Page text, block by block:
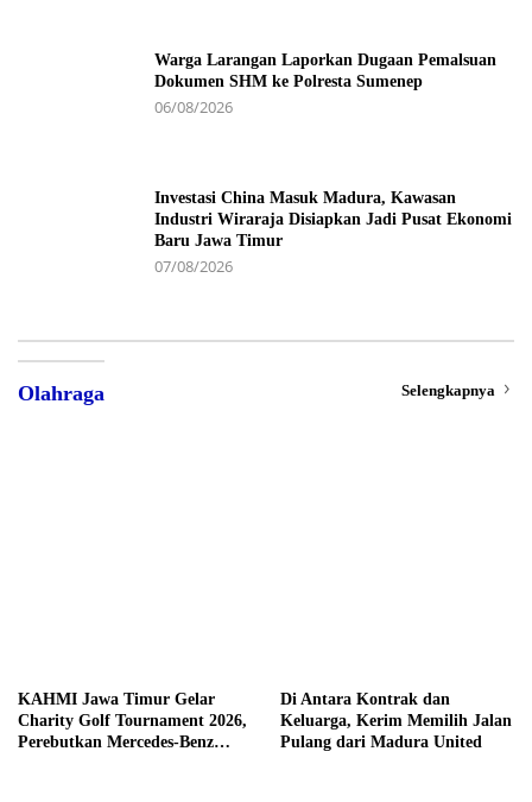
Warga Larangan Laporkan Dugaan Pemalsuan
Dokumen SHM ke Polresta Sumenep
06/08/2026
Investasi China Masuk Madura, Kawasan
Industri Wiraraja Disiapkan Jadi Pusat Ekonomi
Baru Jawa Timur
07/08/2026
Olahraga Selengkapnya
KAHMI Jawa Timur Gelar
Charity Golf Tournament 2026,
Perebutkan Mercedes-Benz
Di Antara Kontrak dan
Keluarga, Kerim Memilih Jalan
Pulang dari Madura United